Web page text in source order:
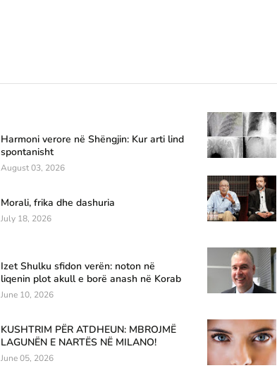
Harmoni verore në Shëngjin: Kur arti lind
spontanisht
August 03, 2026
Morali, frika dhe dashuria
July 18, 2026
Izet Shulku sfidon verën: noton në
liqenin plot akull e borë anash në Korab
June 10, 2026
KUSHTRIM PËR ATDHEUN: MBROJMË
LAGUNËN E NARTËS NË MILANO!
June 05, 2026